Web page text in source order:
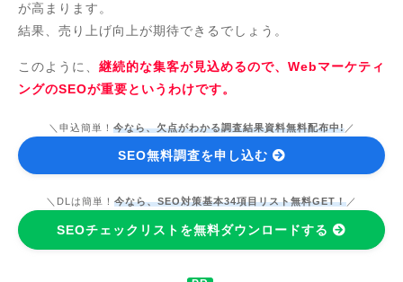
が高まります。
結果、売り上げ向上が期待できるでしょう。
このように、 継続的な集客が見込めるので、Webマーケティ
ングのSEOが重要というわけです。
＼申込簡単！ 今なら、欠点がわかる調査結果資料無料配布中!／
SEO無料調査を申し込む
＼DLは簡単！ 今なら、SEO対策基本34項目リスト無料GET！ ／
SEOチェックリストを無料ダウンロードする